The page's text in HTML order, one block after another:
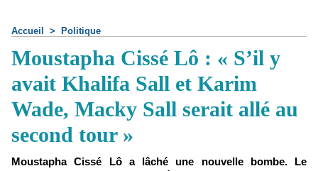
Accueil > Politique
Moustapha Cissé Lô : « S’il y
avait Khalifa Sall et Karim
Wade, Macky Sall serait allé au
second tour »
Moustapha Cissé Lô a lâché une nouvelle bombe. Le